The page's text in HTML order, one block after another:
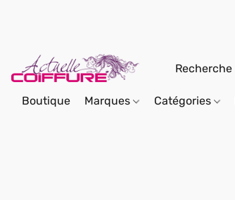
Boutique Marques Catégories